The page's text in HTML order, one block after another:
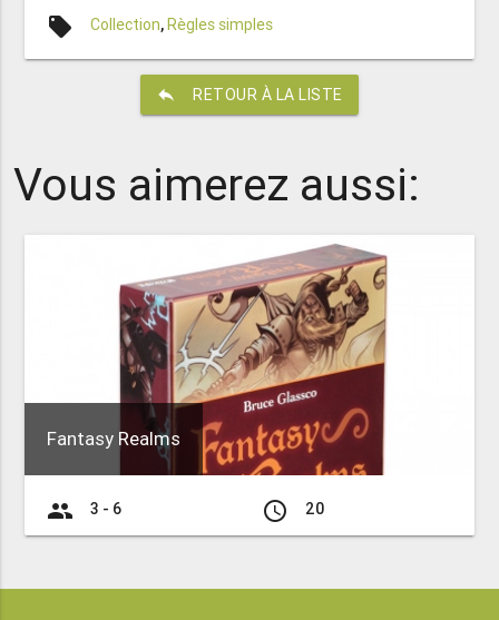
local_offer Collection, Règles simples
reply RETOUR À LA LISTE
Vous aimerez aussi:
Fantasy Realms
group 3 - 6 access_time 20